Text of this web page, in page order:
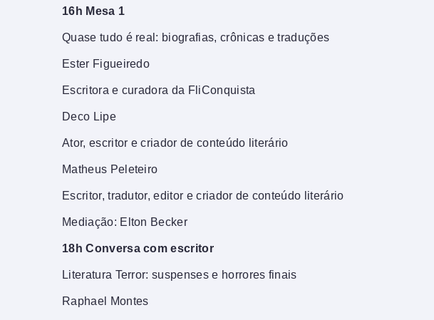
16h Mesa 1
Quase tudo é real: biografias, crônicas e traduções
Ester Figueiredo
Escritora e curadora da FliConquista
Deco Lipe
Ator, escritor e criador de conteúdo literário
Matheus Peleteiro
Escritor, tradutor, editor e criador de conteúdo literário
Mediação: Elton Becker
18h Conversa com escritor
Literatura Terror: suspenses e horrores finais
Raphael Montes